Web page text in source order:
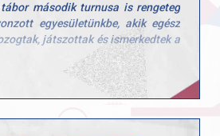
második turnusa is rengeteg
egyesületünkbe, akik egész
játszottak és ismerkedtek a
töltötte velünk a hetet, és
kíváncsisággal és energiával
minél több mozgásformát